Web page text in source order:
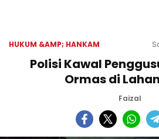
HUKUM &AMP; HANKAM
Polisi Kawal
Ormas di
Faizal